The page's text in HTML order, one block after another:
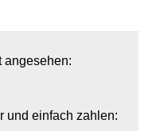
angesehen:
und einfach zahlen: